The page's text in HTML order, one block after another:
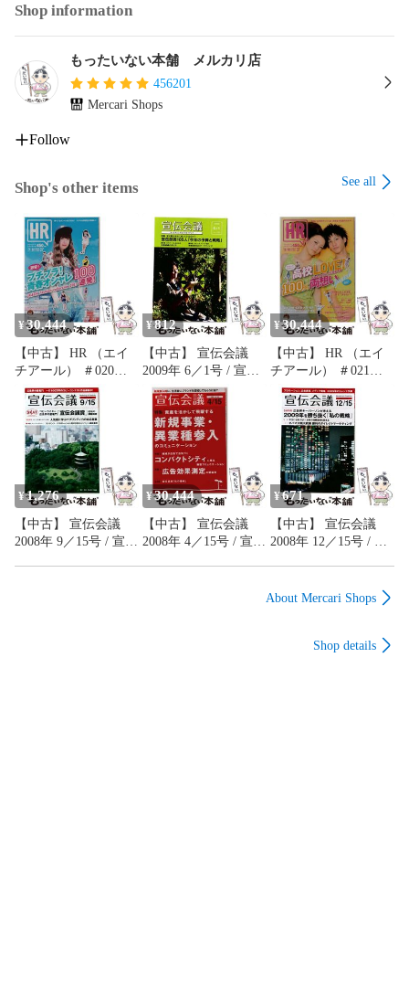
書き込みや線引きはありません。
・良い：
比較的綺麗な状態の商品です。
ページやカバーに欠品はありません。
文章を読むのに支障はありません。
文章が問題なく読める状態の商品です。
マーカーやペンで書込があることがあります。
商品の痛みがあったり、付属品がついていない場合があ
ります。
#もったいない本舗
Shop information
もったいない本舗 メルカリ店
456201
Mercari Shops
Follow
Shop's other items See all
¥30,444
【中古】 HR （エイ
チアール） ＃020
2013年 07月号 雑誌 /
グラフィティマガジ
ンズ / グラフィティ
マガジンズ
¥812
【中古】 宣伝会議
2009年 6／1号 / 宣伝
会議 /
¥30,444
【中古】 HR （エイ
チアール） ＃021
2013年 09月号 雑誌 /
グラフィティマガジ
ンズ / グラフィティ
マガジンズ
¥1,276
【中古】 宣伝会議
2008年 9／15号 / 宣伝
¥30,444
【中古】 宣伝会議
2008年 4／15号 / 宣伝
¥671
【中古】 宣伝会議
2008年 12／15号 / 宣
About Mercari Shops
Shop details